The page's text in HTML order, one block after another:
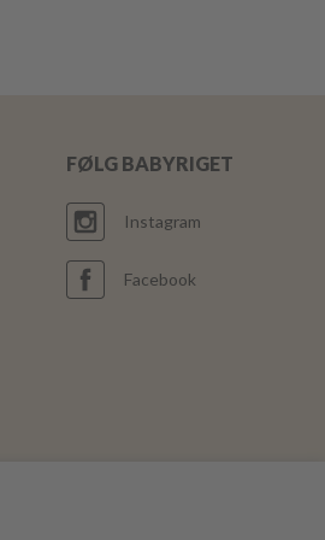
FØLG BABYRIGET
Instagram
Facebook